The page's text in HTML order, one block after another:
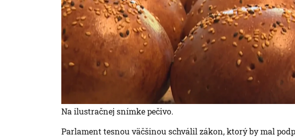
Na ilustračnej snímke pečivo.
Parlament tesnou väčšinou schválil zákon, ktorý by mal